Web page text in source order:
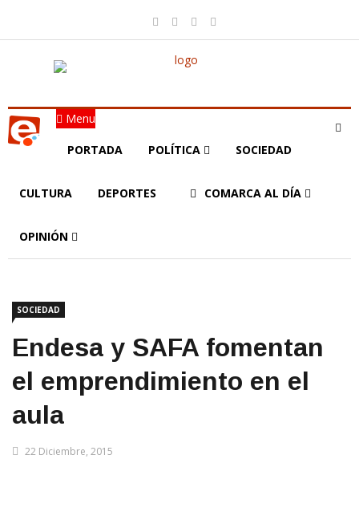
Menu
PORTADA POLÍTICA SOCIEDAD
CULTURA DEPORTES COMARCA AL DÍA
OPINIÓN
SOCIEDAD
Endesa y SAFA fomentan
el emprendimiento en el
aula
22 Diciembre, 2015